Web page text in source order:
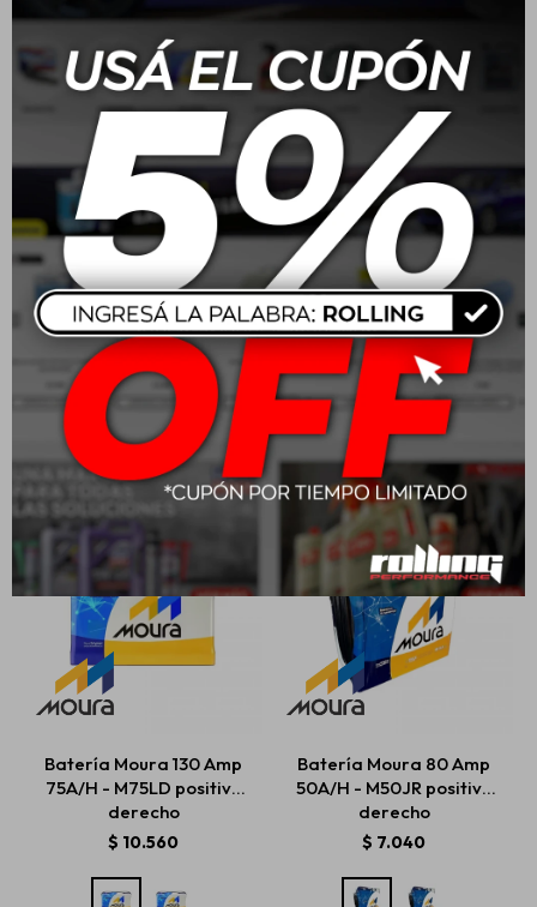
Batería Moura 165 Amp
100A/H - ME100HA
positivo medio
13.160
Batería Moura 70/75
Amp 48A/H - M48FD
positivo derecho
6.160
Batería Moura 130 Amp
75A/H - M75LD positivo
derecho
$ 10.560
Batería Moura 80 Amp
50A/H - M50JR positivo
derecho
$ 7.040